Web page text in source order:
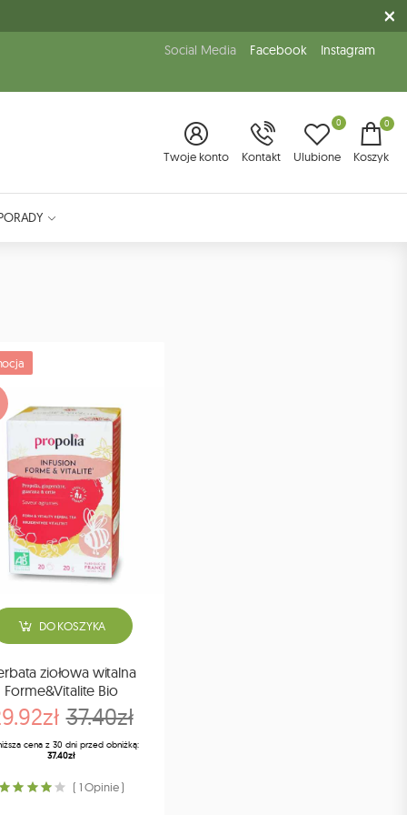
Social Media Facebook Instagram
Twoje konto Kontakt Ulubione
0 0
Koszyk
DO KOSZYKA
ziołowa witalna
Forme&Vitalite Bio
37.40zł
cena z 30 dni przed obniżką:
37.40zł
( 1 Opinie )